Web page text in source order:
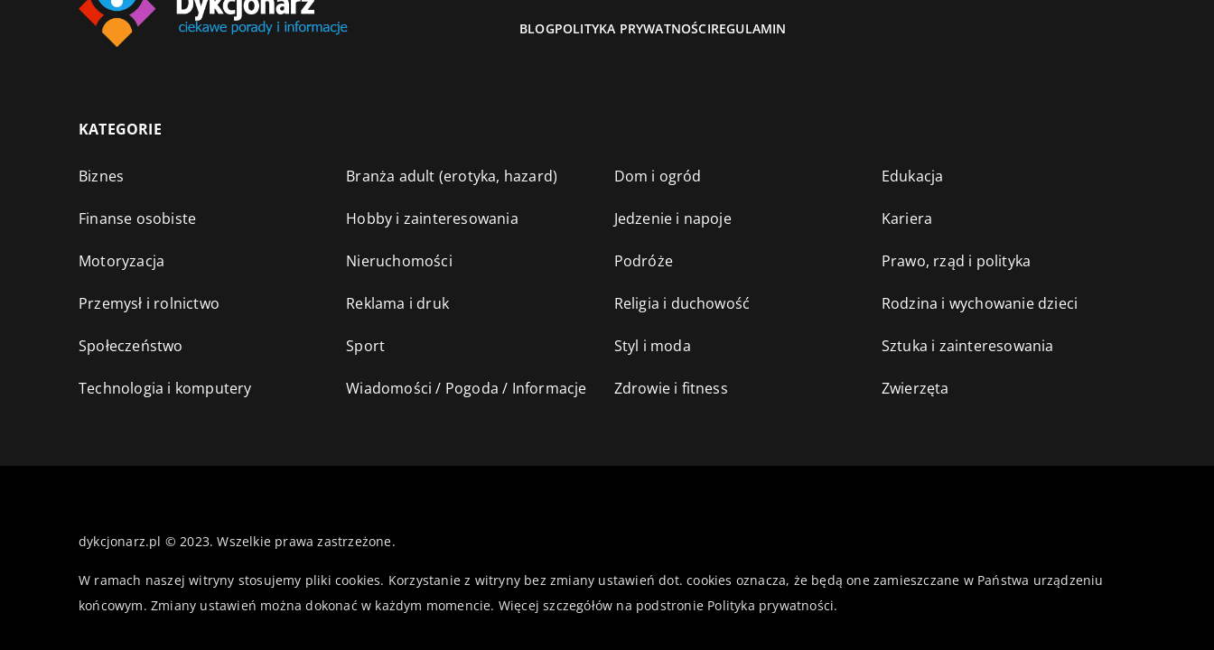
BLOGPOLITYKA PRYWATNOŚCIREGULAMIN
KATEGORIE
Biznes Branża adult (erotyka, hazard) Dom i ogród Edukacja
Finanse osobiste Hobby i zainteresowania Jedzenie i napoje Kariera
Motoryzacja Nieruchomości Podróże Prawo, rząd i polityka
Przemysł i rolnictwo Reklama i druk Religia i duchowość Rodzina i wychowanie dzieci
Społeczeństwo Sport Styl i moda Sztuka i zainteresowania
Technologia i komputery Wiadomości / Pogoda / Informacje Zdrowie i fitness Zwierzęta
dykcjonarz.pl © 2023. Wszelkie prawa zastrzeżone.
W ramach naszej witryny stosujemy pliki cookies. Korzystanie z witryny bez zmiany ustawień dot. cookies oznacza, że będą one zamieszczane w Państwa urządzeniu
końcowym. Zmiany ustawień można dokonać w każdym momencie. Więcej szczegółów na podstronie Polityka prywatności.